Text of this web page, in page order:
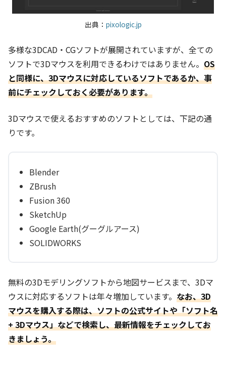
出典： pixologic.jp
多様な3DCAD・CGソフトが展開されていますが、全ての
ソフトで3Dマウスを利用できるわけではありません。 OS
と同様に、3Dマウスに対応しているソフトであるか、事
前にチェックしておく必要があります。
3Dマウスで使えるおすすめのソフトとしては、下記の通
りです。
Blender
ZBrush
Fusion 360
SketchUp
Google Earth(グーグルアース)
SOLIDWORKS
無料の3Dモデリングソフトから地図サービスまで、3Dマ
ウスに対応するソフトは年々増加しています。 なお、3D
マウスを購入する際は、ソフトの公式サイトや「ソフト名
+ 3Dマウス」などで検索し、最新情報をチェックしてお
きましょう。